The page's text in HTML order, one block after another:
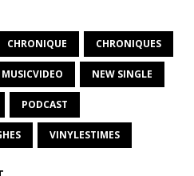
CHRONIQUE CHRONIQUES
MUSICVIDEO NEW SINGLE
PODCAST
VINYLESTIMES